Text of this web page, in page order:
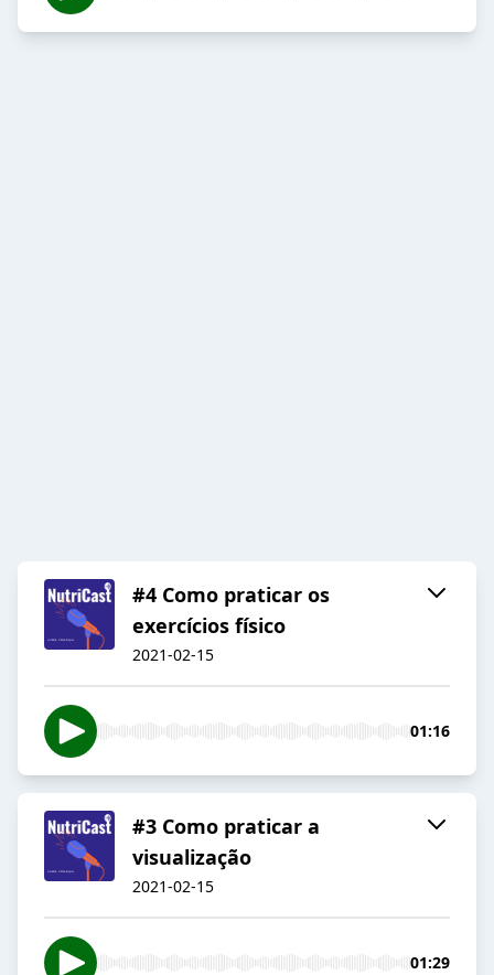
#4 Como praticar os
exercícios físico
2021-02-15
01:16
#3 Como praticar a
visualização
2021-02-15
01:29